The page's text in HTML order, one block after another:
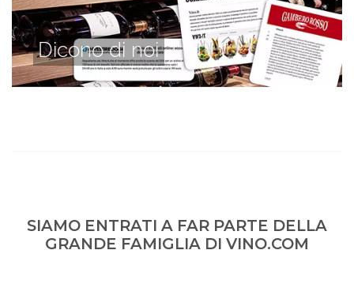
Dicono di noi
SIAMO ENTRATI A FAR PARTE DELLA
GRANDE FAMIGLIA DI VINO.COM